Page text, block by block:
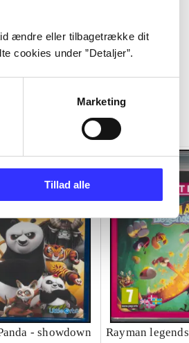
ændre eller tilbagetrække dit
cookies under ”Detaljer”.
Marketing
Tillad alle
- showdown
Rayman legends